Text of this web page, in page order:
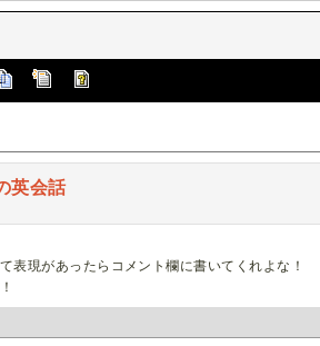
英会話
表現があったらコメント欄に書いてくれよな！